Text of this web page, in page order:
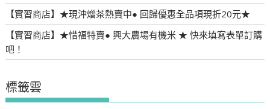
【實習商店】★現沖熷茶熱賣中● 回歸優惠全品項現折20元★
【實習商店】★惜福特賣● 興大農場有機米 ★ 快來填寫表單訂購
吧！
標籤雲